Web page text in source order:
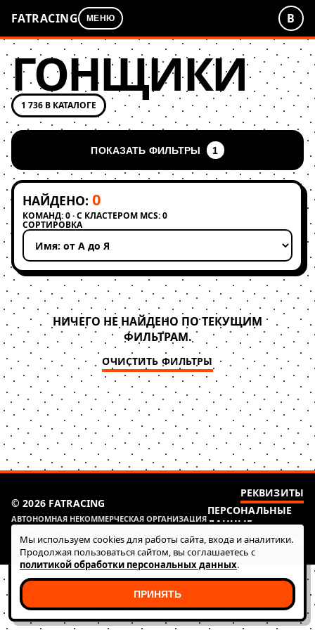
FATRACING МЕНЮ В
ГОНЩИКИ
1 736 В КАТАЛОГЕ
ПОКАЗАТЬ ФИЛЬТРЫ 1
НАЙДЕНО: 0
КОМАНД: 0 · С КЛАСТЕРОМ MCS: 0
СОРТИРОВКА
Применить сортировку
НИЧЕГО НЕ НАЙДЕНО ПО ТЕКУЩИМ
ФИЛЬТРАМ.
ОЧИСТИТЬ ФИЛЬТРЫ
© 2026 FATRACING
АВТОНОМНАЯ НЕКОММЕРЧЕСКАЯ ОРГАНИЗАЦИЯ
РАЗВИТИЯ ВЕЛОСИПЕДНОГО ДВИЖЕНИЯ "КЛУБ
ФАТ РЭЙСИНГ (ГОНКИ)"
РЕКВИЗИТЫ
ПЕРСОНАЛЬНЫЕ
ДАННЫЕ
HEALTH
Мы используем cookies для работы сайта, входа и аналитики.
Продолжая пользоваться сайтом, вы соглашаетесь с
политикой обработки персональных данных.
ПРИНЯТЬ